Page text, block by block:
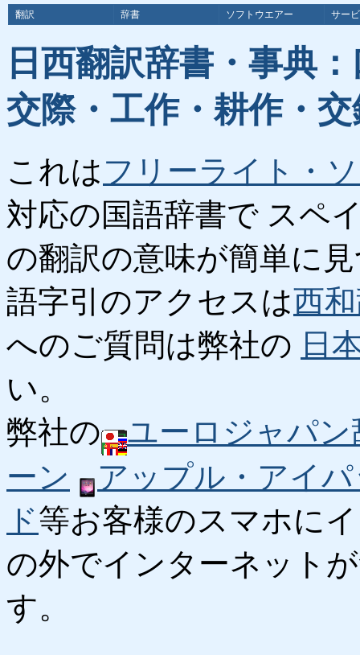
翻訳 辞書 ソフトウエアー サー
日西翻訳辞書・事典
交際・工作・耕作・
これはフリーライト・
対応の国語辞書で スペ
の翻訳の意味が簡単に
語字引のアクセスは西
へのご質問は弊社の 日
い。
弊社の
ユーロジャパン
ーン
アップル・アイ
ド等お客様のスマホに
の外でインターネット
す。